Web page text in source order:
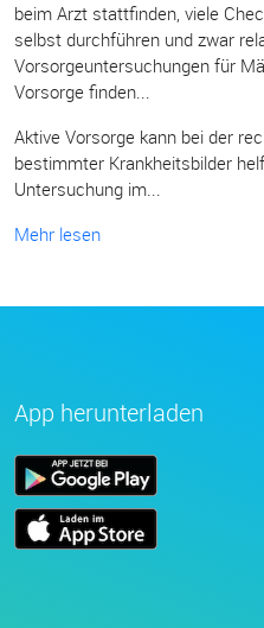
beim Arzt stattfinden, viele
selbst durchführen und zwar
Vorsorgeuntersuchungen für
Vorsorge finden...
Aktive Vorsorge kann bei der
bestimmter Krankheitsbilder
Untersuchung im...
Mehr lesen
App herunterladen